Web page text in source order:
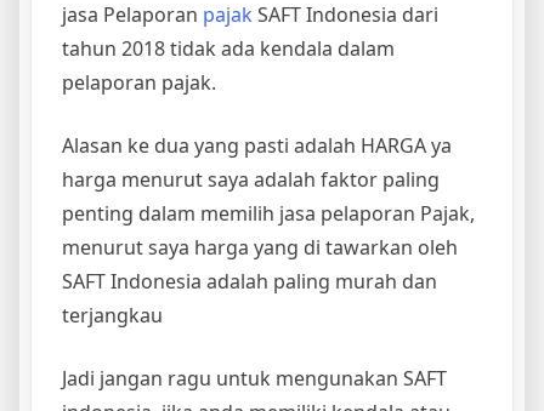
jasa Pelaporan pajak SAFT Indonesia dari
tahun 2018 tidak ada kendala dalam
pelaporan pajak.
Alasan ke dua yang pasti adalah HARGA ya
harga menurut saya adalah faktor paling
penting dalam memilih jasa pelaporan Pajak,
menurut saya harga yang di tawarkan oleh
SAFT Indonesia adalah paling murah dan
terjangkau
Jadi jangan ragu untuk mengunakan SAFT